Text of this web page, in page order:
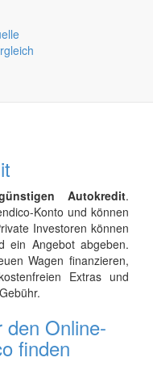
Autokredit.
Konto und können
Investoren können
ein Angebot abgeben.
Wagen finanzieren,
Extras und
Online-
finden